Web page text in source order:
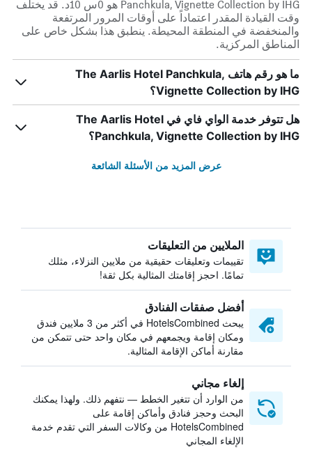
Panchkula, Vignette Collection by IHG هو 0س 10د. قد يختلف
وقت القيادة المقدر اعتماداً على أوقات المرور المرتفعة
والمنخفضة في المنطقة المحيطة. ينطبق هذا بشكل خاص على
المناطق المركزية.
ما هو رقم هاتف The Aarlis Hotel Panchkula,
Vignette Collection by IHG؟
هل تتوفر خدمة الواي فاي في The Aarlis Hotel
Panchkula, Vignette Collection by IHG؟
عرض المزيد من الأسئلة الشائعة
الملايين من التعليقات
تقييمات وتعليقات حقيقية من ملايين النزلاء، مثلك
تمامًا. احجز إقامتك المثالية بكل ثقة!
أفضل صفقات الفنادق
يبحث HotelsCombined في أكثر من 3 ملايين فندق
ومكان إقامة ويجمعهم في مكان واحد حتى تتمكن من
مقارنة أماكن الإقامة المثالية.
إلغاء مجاني
من الوارد أن تتغير الخطط — نتفهم ذلك. ولهذا يمكنك
البحث وحجز فنادق وأماكن إقامة على
HotelsCombined من وكالات السفر التي تقدم خدمة
الإلغاء المجاني